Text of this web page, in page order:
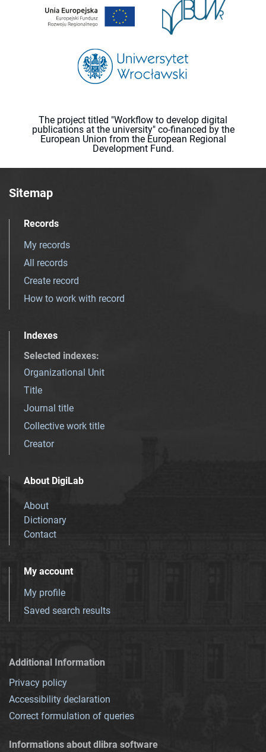
The project titled "Workflow to develop digital
publications at the university" co-financed by the
European Union from the European Regional
Development Fund.
Sitemap
Records
My records
All records
Create record
How to work with record
Indexes
Selected indexes:
Organizational Unit
Title
Journal title
Collective work title
Creator
About DigiLab
About
Dictionary
Contact
My account
My profile
Saved search results
Additional Information
Privacy policy
Accessibility declaration
Correct formulation of queries
Informations about dlibra software